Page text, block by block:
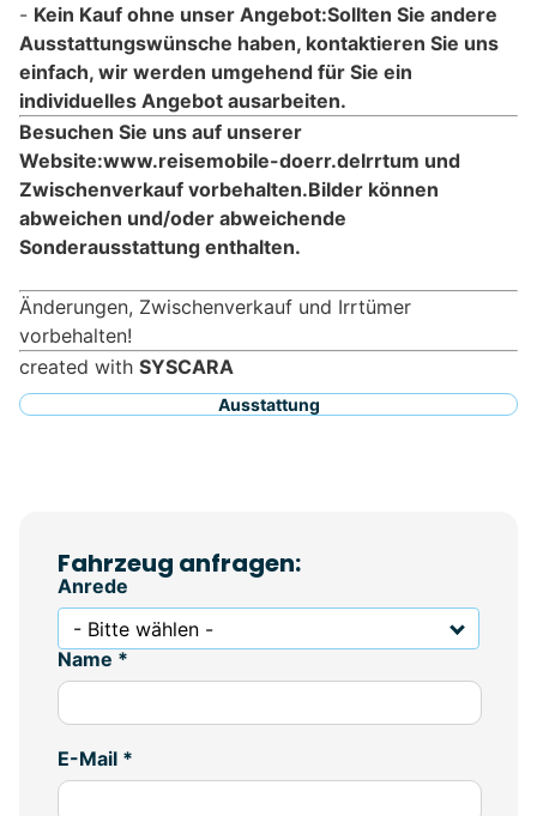
Ausstattung
Kein Kauf ohne unser Angebot:Sollten Sie andere
Ausstattungswünsche haben, kontaktieren Sie uns
einfach, wir werden umgehend für Sie ein
individuelles Angebot ausarbeiten.
Besuchen Sie uns auf unserer
Website:www.reisemobile-doerr.deIrrtum und
Zwischenverkauf vorbehalten.Bilder können
abweichen und/oder abweichende
Sonderausstattung enthalten.
Änderungen, Zwischenverkauf und Irrtümer
vorbehalten!
created with SYSCARA
Fahrzeug anfragen:
Anrede
- Bitte wählen -
Name *
E-Mail *